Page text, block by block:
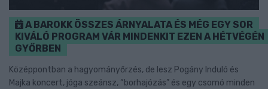
A BAROKK ÖSSZES ÁRNYALATA ÉS MÉG EGY SOR
KIVÁLÓ PROGRAM VÁR MINDENKIT EZEN A HÉTVÉGÉN
GYŐRBEN
Középpontban a hagyományőrzés, de lesz Pogány Induló és
Majka koncert, jóga szeánsz, “borhajózás” és egy csomó minden